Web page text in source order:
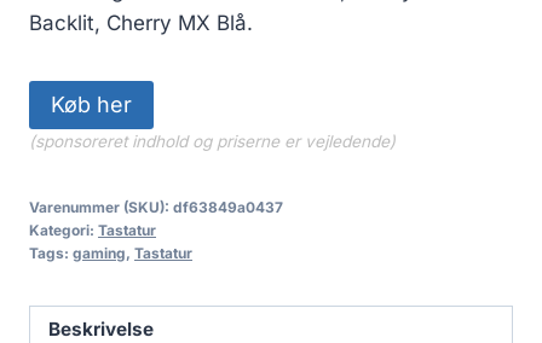
Backlit, Cherry MX Blå.
Køb her
(sponsoreret indhold og priserne er vejledende)
Varenummer (SKU): df63849a0437
Kategori: Tastatur
Tags: gaming, Tastatur
Beskrivelse